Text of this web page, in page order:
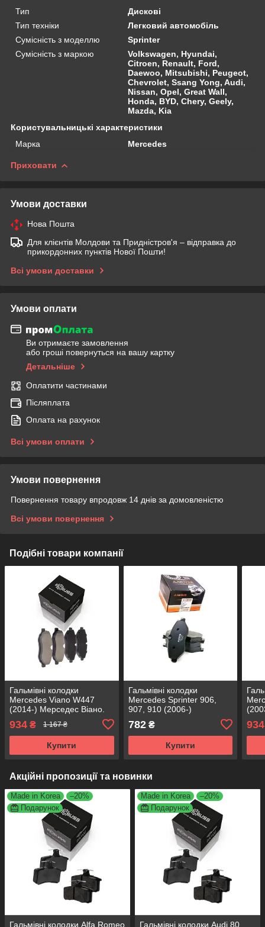
Тип
Дискові
Тип техніки
Легковий автомобіль
Сумісність з моделлю
Sprinter
Сумісність з маркою
Volkswagen, Hyundai,
Citroen, Renault, Ford,
Daewoo, Mitsubishi, Peugeot,
Chevrolet, Ssang Yong, Audi,
Nissan, Opel, Great Wall,
Honda, BYD, Chery, Geely,
Mazda, Kia
Користувальницькі характеристики
Марка
Mercedes
Приховати
Умови доставки
Нова Пошта
Для клієнтів Молдови та Придністров'я – відправка до
прикордонних пунктів Нової Пошти!
Всі умови доставки
Умови оплати
Ви отримаєте замовлення
або гроші повернуться на вашу картку
Детальніше
Оплатити частинами
Післяплата
Оплата на рахунок
Всі умови оплати
Умови повернення
Повернення товару впродовж 14 днів за домовленістю
Всі умови повернення
Подібні товари компанії
Гальмівні колодки
Mercedes Viano W447
(2014-) Мерседес Віано.
Передні. КОРЕЯ Acsuss!
GDB1698 , FVR1778 ,
FVR4469
934 ₴ 1 167 ₴
Купити
Гальмівні колодки
Mercedes Sprinter 906,
907, 910 (2006-)
Передні. Shafer АВСТРІЯ!
GDB1698 , FVR1778 ,
782₴
Купити
934
Акційні пропозиції та новинки
Made in Korea
–20%
Подарунок
Гальмівні колодки Alfa Romeo
Made in Korea
–20%
Подарунок
Гальмівні колодки Audi 80